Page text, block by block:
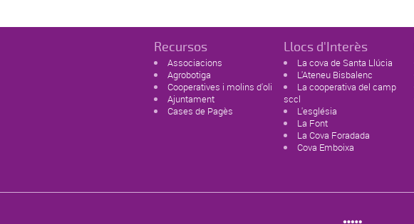
Recursos
Associacions
Agrobotiga
Cooperatives i molins d'oli
Ajuntament
Cases de Pagès
Llocs d'Interès
La cova de Santa Llúcia
L'Ateneu Bisbalenc
La cooperativa del camp
sccl
L'església
La Font
La Cova Foradada
Cova Emboixa